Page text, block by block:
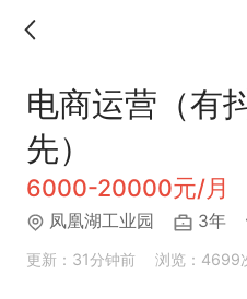
电商运营（有
先）
6000-20000元/月
凤凰湖工业园 3年
更新：31分钟前 浏览：4699